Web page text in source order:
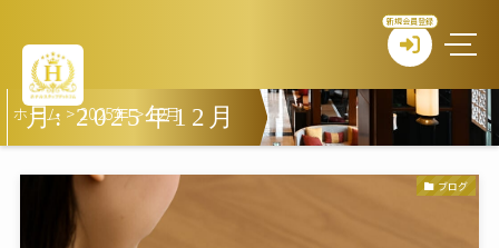
新規会員登録
月:2025年12月
ホーム >2025年>12月
ブログ